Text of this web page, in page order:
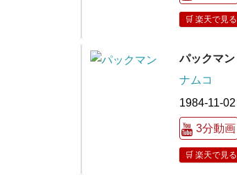
🛒 楽天で見る
パックマン
ナムコ
1984-11-02
3分動画
🛒 楽天で見る